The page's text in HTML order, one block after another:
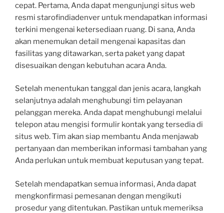
cepat. Pertama, Anda dapat mengunjungi situs web
resmi starofindiadenver untuk mendapatkan informasi
terkini mengenai ketersediaan ruang. Di sana, Anda
akan menemukan detail mengenai kapasitas dan
fasilitas yang ditawarkan, serta paket yang dapat
disesuaikan dengan kebutuhan acara Anda.
Setelah menentukan tanggal dan jenis acara, langkah
selanjutnya adalah menghubungi tim pelayanan
pelanggan mereka. Anda dapat menghubungi melalui
telepon atau mengisi formulir kontak yang tersedia di
situs web. Tim akan siap membantu Anda menjawab
pertanyaan dan memberikan informasi tambahan yang
Anda perlukan untuk membuat keputusan yang tepat.
Setelah mendapatkan semua informasi, Anda dapat
mengkonfirmasi pemesanan dengan mengikuti
prosedur yang ditentukan. Pastikan untuk memeriksa